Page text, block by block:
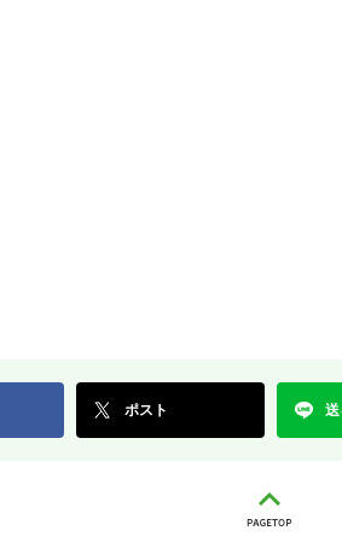
ポスト 送